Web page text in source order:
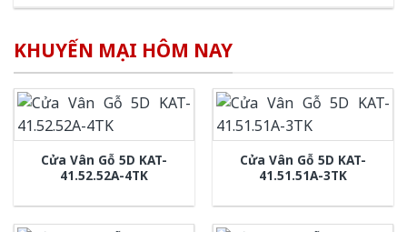
KHUYẾN MẠI HÔM NAY
Cửa Vân Gỗ 5D KAT-
41.52.52A-4TK
Cửa Vân Gỗ 5D KAT-
41.51.51A-3TK